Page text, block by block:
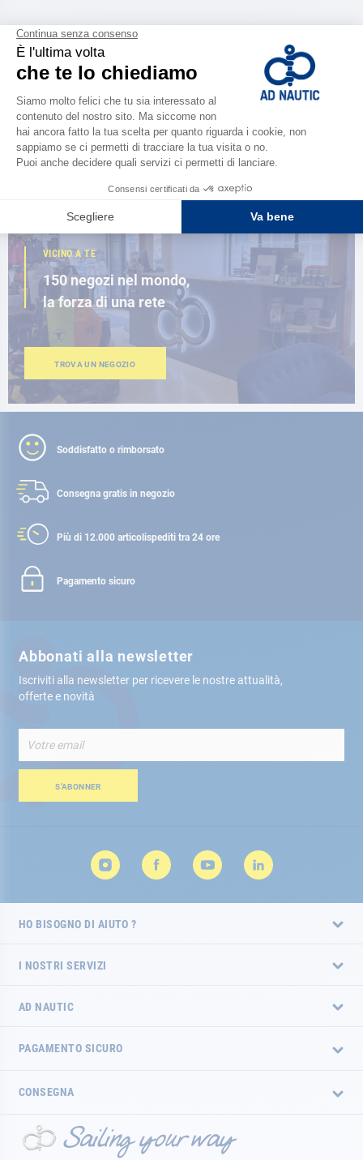
CATALOGARE
Scopri la
nuova guida AD 2026
VICINO A TE
150 negozi nel mondo,
la forza di una rete
TROVA UN NEGOZIO
Soddisfatto o rimborsato
Consegna gratis in negozio
Più di 12.000 articolispediti tra 24 ore
Pagamento sicuro
Abbonati alla newsletter
Iscriviti alla newsletter per ricevere le nostre attualità,
offerte e novità
alla
nostra
Newsletter:S’ABONNER
HO BISOGNO DI AIUTO ?
I NOSTRI SERVIZI
AD NAUTIC
PAGAMENTO SICURO
CONSEGNA